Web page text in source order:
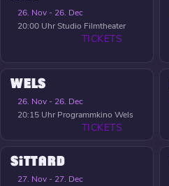
26. Nov - 26. Dec
20:00 UhrStudio Filmtheater
TICKETS
WELS
26. Nov - 26. Dec
20:15 Uhr Programmkino Wels
TICKETS
SITTARD
27. Nov - 27. Dec